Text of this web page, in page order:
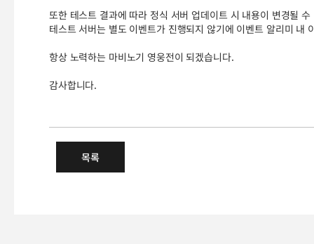
또한 테스트 결과에 따라 정식 서버 업데이트 시 내용이 변경될 수
테스트 서버는 별도 이벤트가 진행되지 않기에 이벤트 알리미 내
항상 노력하는 마비노기 영웅전이 되겠습니다.
감사합니다.
우편함 개편 / 여신의 은총 / 전투 / 카메라 흔들림 옵션 / 클라이
목록